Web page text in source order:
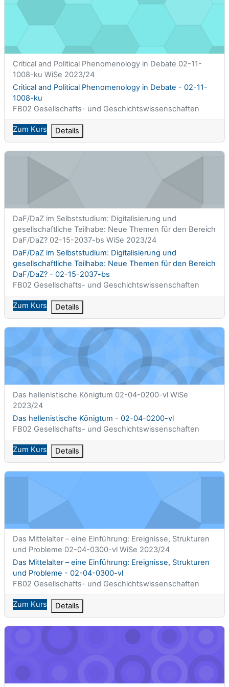
Kurzer Kursname
Critical and Political Phenomenology in Debate 02-11-
1008-ku WiSe 2023/24
Kursname
Critical and Political Phenomenology in Debate - 02-11-
1008-ku
Kursbereich
FB02 Gesellschafts- und Geschichtswissenschaften
Zum Kurs Details
DaF/DaZ im Selbststudium: Digitalisierung und
Kurzer Kursname
DaF/DaZ im Selbststudium: Digitalisierung und
gesellschaftliche Teilhabe: Neue Themen für den Bereich
DaF/DaZ? 02-15-2037-bs WiSe 2023/24
Kursname
DaF/DaZ im Selbststudium: Digitalisierung und
gesellschaftliche Teilhabe: Neue Themen für den Bereich
DaF/DaZ? - 02-15-2037-bs
Kursbereich
FB02 Gesellschafts- und Geschichtswissenschaften
Zum Kurs Details
Das hellenistische Königtum - 02-04-0200-vl
Kurzer Kursname
Das hellenistische Königtum 02-04-0200-vl WiSe
2023/24
Kursname
Das hellenistische Königtum - 02-04-0200-vl
Kursbereich
FB02 Gesellschafts- und Geschichtswissenschaften
Zum Kurs Details
Das Mittelalter – eine Einführung: Ereignisse, Strukturen und
Kurzer Kursname
Das Mittelalter – eine Einführung: Ereignisse, Strukturen
und Probleme 02-04-0300-vl WiSe 2023/24
Kursname
Das Mittelalter – eine Einführung: Ereignisse, Strukturen
und Probleme - 02-04-0300-vl
Kursbereich
FB02 Gesellschafts- und Geschichtswissenschaften
Zum Kurs Details
Das politische System der BRD I A - 02-03-0008-ps